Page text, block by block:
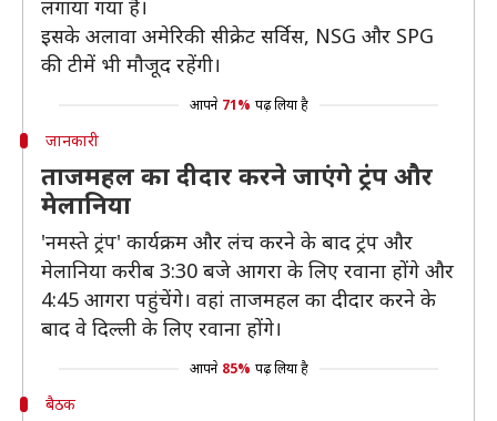
लगाया गया है।
इसके अलावा अमेरिकी सीक्रेट सर्विस, NSG और SPG
की टीमें भी मौजूद रहेंगी।
आपने 71% पढ़ लिया है
जानकारी
ताजमहल का दीदार करने जाएंगे ट्रंप और
मेलानिया
'नमस्ते ट्रंप' कार्यक्रम और लंच करने के बाद ट्रंप और
मेलानिया करीब 3:30 बजे आगरा के लिए रवाना होंगे और
4:45 आगरा पहुंचेंगे। वहां ताजमहल का दीदार करने के
बाद वे दिल्ली के लिए रवाना होंगे।
आपने 85% पढ़ लिया है
बैठक